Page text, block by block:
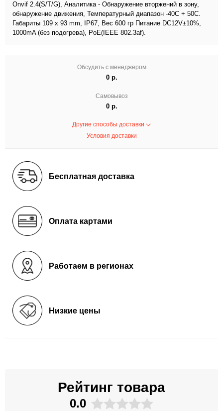
Onvif 2.4(S/T/G), Аналитика - Обнаружение вторжений в зону,
обнаружение движения, Температурный диапазон -40С + 50С.
Габариты 109 x 93 mm, IP67, Вес 600 гр Питание DC12V±10%,
1000mA (без подогрева), PoE(IEEE 802.3af).
Обсудить с менеджером
0 р.
Самовывоз
0 р.
Другие способы доставки
Условия доставки
Бесплатная доставка
Оплата картами
Работаем в регионах
Низкие цены
Рейтинг товара
0.0